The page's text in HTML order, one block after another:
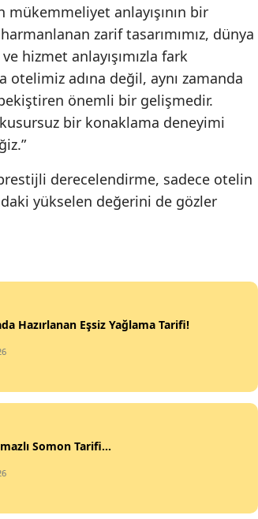
mükemmeliyet anlayışının bir
zarif tasarımımız, dünya
hizmet anlayışımızla fark
otelimiz adına değil, aynı zamanda
önemli bir gelişmedir.
bir konaklama deneyimi
derecelendirme, sadece otelin
yükselen değerini de gözler
Hazırlanan Eşsiz Yağlama Tarifi!
Somon Tarifi...